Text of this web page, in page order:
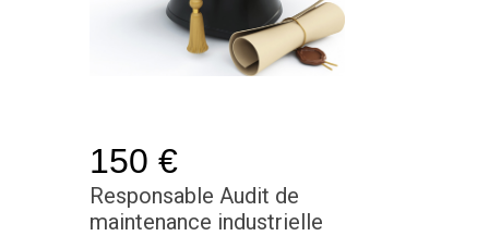
150 €
Responsable Audit de
maintenance industrielle